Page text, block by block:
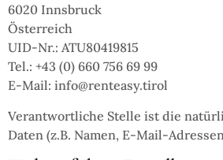
6020 Innsbruck
Österreich
UID-Nr.: ATU80419815
Tel.: +43 (0) 660 756 69 99
E-Mail: info@renteasy.tirol
Verantwortliche Stelle ist die
Daten (z.B. Namen, E-Mail-